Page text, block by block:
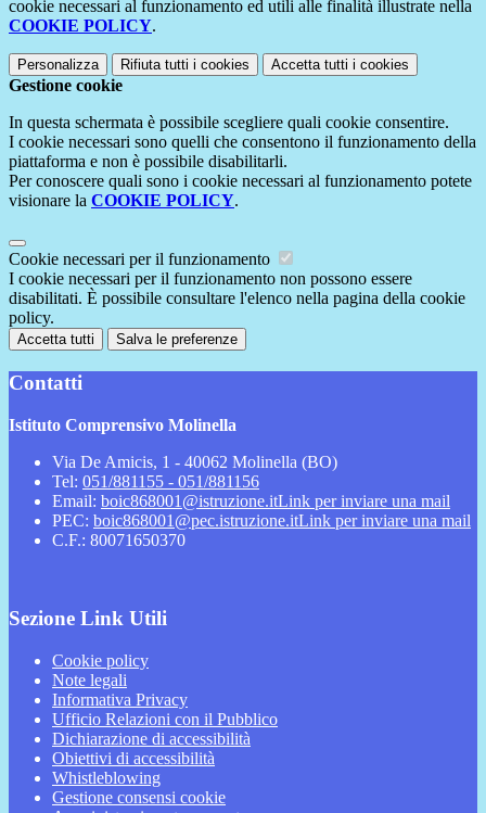
cookie necessari al funzionamento ed utili alle finalità illustrate nella
COOKIE POLICY.
Personalizza Rifiuta tutti i cookies Accetta tutti i cookies
Gestione cookie
In questa schermata è possibile scegliere quali cookie consentire.
I cookie necessari sono quelli che consentono il funzionamento della
piattaforma e non è possibile disabilitarli.
Per conoscere quali sono i cookie necessari al funzionamento potete
visionare la COOKIE POLICY.
Cookie necessari per il funzionamento
I cookie necessari per il funzionamento non possono essere
disabilitati. È possibile consultare l'elenco nella pagina della cookie
policy.
Accetta tutti Salva le preferenze
Contatti
Istituto Comprensivo Molinella
Via De Amicis, 1 - 40062 Molinella (BO)
Tel: 051/881155 - 051/881156
Email: boic868001@istruzione.itLink per inviare una mail
PEC: boic868001@pec.istruzione.itLink per inviare una mail
C.F.: 80071650370
Sezione Link Utili
Cookie policy
Note legali
Informativa Privacy
Ufficio Relazioni con il Pubblico
Dichiarazione di accessibilità
Obiettivi di accessibilità
Whistleblowing
Gestione consensi cookie